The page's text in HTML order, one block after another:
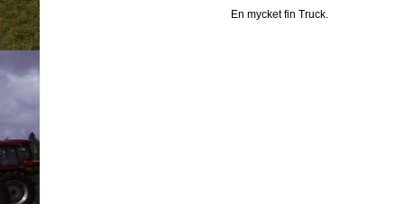
En mycket fin Truck.